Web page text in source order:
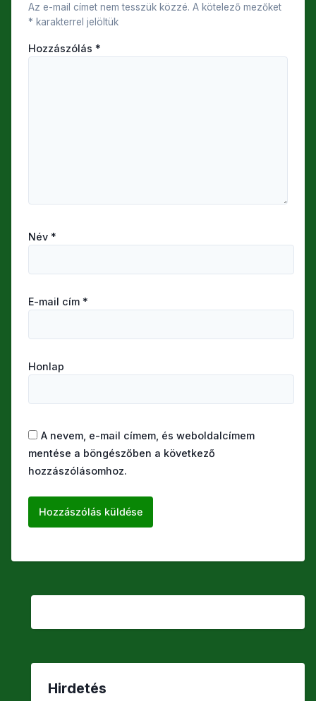
Az e-mail címet nem tesszük közzé. A kötelező mezőket
* karakterrel jelöltük
Hozzászólás *
Név *
E-mail cím *
Honlap
A nevem, e-mail címem, és weboldalcímem
mentése a böngészőben a következő
hozzászólásomhoz.
Hirdetés